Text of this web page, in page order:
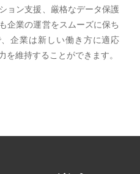
ョン支援、厳格なデータ保護
企業の運営をスムーズに保ち
企業は新しい働き方に適応
を維持することができます。